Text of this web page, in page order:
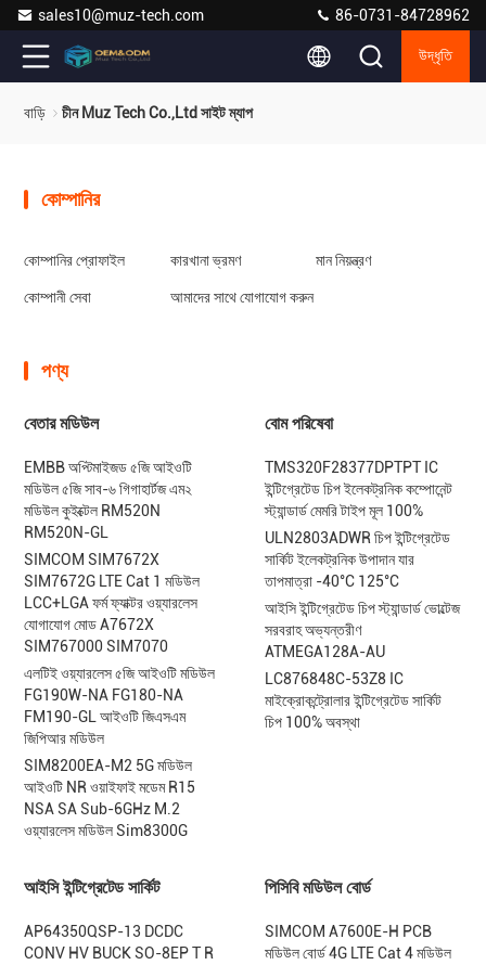
sales10@muz-tech.com 86-0731-84728962
উদ্ধৃতি
বাড়ি চীন Muz Tech Co.,Ltd সাইট ম্যাপ
কোম্পানির
কোম্পানির প্রোফাইল কারখানা ভ্রমণ মান নিয়ন্ত্রণ
কোম্পানী সেবা আমাদের সাথে যোগাযোগ করুন
পণ্য
বেতার মডিউল
EMBB অপ্টিমাইজড ৫জি আইওটি
মডিউল ৫জি সাব-৬ গিগাহার্টজ এম২
মডিউল কুইক্টেল RM520N
RM520N-GL
SIMCOM SIM7672X
SIM7672G LTE Cat 1 মডিউল
LCC+LGA ফর্ম ফ্যাক্টর ওয়্যারলেস
যোগাযোগ মোড A7672X
SIM767000 SIM7070
এলটিই ওয়্যারলেস ৫জি আইওটি মডিউল
FG190W-NA FG180-NA
FM190-GL আইওটি জিএসএম
জিপিআর মডিউল
SIM8200EA-M2 5G মডিউল
আইওটি NR ওয়াইফাই মডেম R15
NSA SA Sub-6GHz M.2
ওয়্যারলেস মডিউল Sim8300G
বোম পরিষেবা
TMS320F28377DPTPT IC
ইন্টিগ্রেটেড চিপ ইলেকট্রনিক কম্পোনেন্ট
স্ট্যান্ডার্ড মেমরি টাইপ মূল 100%
ULN2803ADWR চিপ ইন্টিগ্রেটেড
সার্কিট ইলেকট্রনিক উপাদান যার
তাপমাত্রা -40°C 125°C
আইসি ইন্টিগ্রেটেড চিপ স্ট্যান্ডার্ড ভোল্টেজ
সরবরাহ অভ্যন্তরীণ
ATMEGA128A-AU
LC876848C-53Z8 IC
মাইক্রোকন্ট্রোলার ইন্টিগ্রেটেড সার্কিট
চিপ 100% অবস্থা
আইসি ইন্টিগ্রেটেড সার্কিট
AP64350QSP-13 DCDC
CONV HV BUCK SO-8EP T R
পিসিবি মডিউল বোর্ড
SIMCOM A7600E-H PCB
মডিউল বোর্ড 4G LTE Cat 4 মডিউল